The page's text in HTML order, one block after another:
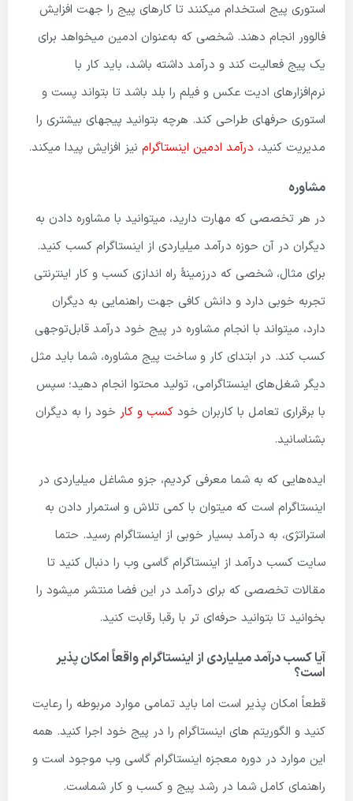
استوری پیج استخدام میکنند تا کارهای پیج را جهت افزایش
فالوور انجام دهند. شخصی که به‌عنوان ادمین میخواهد برای
یک پیج فعالیت کند و درآمد داشته باشد، باید کار با
نرم‌افزارهای ادیت عکس و فیلم را بلد باشد تا بتواند پست و
استوری حرفه­ای طراحی کند. هرچه بتوانید پیج­های بیشتری را
مدیریت کنید، درآمد ادمین اینستاگرام نیز افزایش پیدا میکند.
مشاوره
در هر تخصصی که مهارت دارید، میتوانید با مشاوره دادن به
دیگران در آن حوزه درآمد میلیاردی از اینستاگرام کسب کنید.
برای مثال، شخصی که درزمینهٔ راه اندازی کسب و کار اینترنتی
تجربه خوبی دارد و دانش کافی جهت راهنمایی به دیگران
دارد، میتواند با انجام مشاوره در پیج خود درآمد قابل‌توجهی
کسب کند. در ابتدای کار و ساخت پیج مشاوره، شما باید مثل
دیگر شغل‌های اینستاگرامی، تولید محتوا انجام دهید؛ سپس
با برقراری تعامل با کاربران خود کسب و کار خود را به دیگران
بشناسانید.
ایده‌هایی که به شما معرفی کردیم، جزو مشاغل میلیاردی در
اینستاگرام است که میتوان با کمی تلاش و استمرار دادن به
استراتژی، به درآمد بسیار خوبی از اینستاگرام رسید. حتما
سایت کسب درآمد از اینستاگرام گاسی وب را دنبال کنید تا
مقالات تخصصی که برای درآمد در این فضا منتشر میشود را
بخوانید تا بتوانید حرفه‌ای تر با رقبا رقابت کنید.
آیا کسب درآمد میلیاردی از اینستاگرام واقعاً امکان پذیر
است؟
قطعاً امکان پذیر است اما باید تمامی موارد مربوطه را رعایت
کنید و الگوریتم های اینستاگرام را در پیج خود اجرا کنید. همه
این موارد در دوره معجزه اینستاگرام گاسی وب موجود است و
راهنمای کامل شما در رشد پیج و کسب و کار شماست.